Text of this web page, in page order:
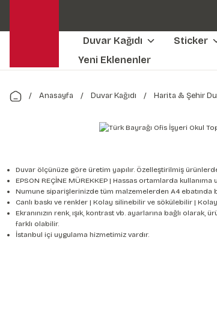
Duvar Kağıdı Sticker
Yeni Eklenenler
Anasayfa Duvar Kağıdı Harita & Şehir
Duvar ölçünüze göre üretim yapılır. Özelleştirilmiş
EPSON REÇİNE MÜREKKEP | Hassas ortamlarda kullanıma
Numune siparişlerinizde tüm malzemelerden A4 ebatında
Canlı baskı ve renkler | Kolay silinebilir ve sökülebilir |
Ekranınızın renk, ışık, kontrast vb. ayarlarına bağlı
farklı olabilir.
İstanbul içi uygulama hizmetimiz vardır.